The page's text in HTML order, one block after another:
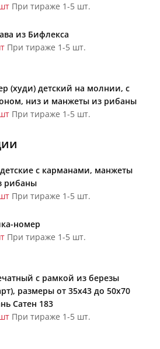
При тираже 1-5 шт.
из Бифлекса
При тираже 1-5 шт.
(худи) детский на молнии, с
низ и манжеты из рибаны
При тираже 1-5 шт.
с карманами, манжеты
рибаны
При тираже 1-5 шт.
номер
При тираже 1-5 шт.
с рамкой из березы
размеры от 35х43 до 50х70
Сатен 183
При тираже 1-5 шт.